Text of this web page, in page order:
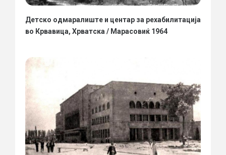
Детско одмаралиште и центар за рехабилитација
во Крвавица, Хрватска / Марасовиќ 1964